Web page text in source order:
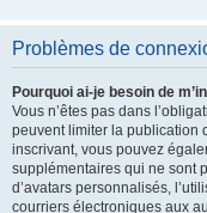
Problèmes de
Pourquoi ai-je besoin de
Vous n’êtes pas dans
peuvent limiter la publication
inscrivant, vous pouvez
supplémentaires qui ne sont
d’avatars personnalisés,
courriers électroniques aux